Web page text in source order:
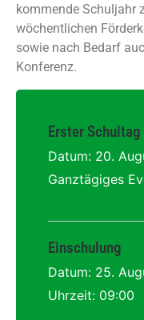
kommende Schuljahr
wöchentlichen
sowie nach Bedarf
Konferenz.
Erster Schultag
Datum: 20.
Ganztägiges
Einschulung
Datum: 25.
Uhrzeit: 09:00